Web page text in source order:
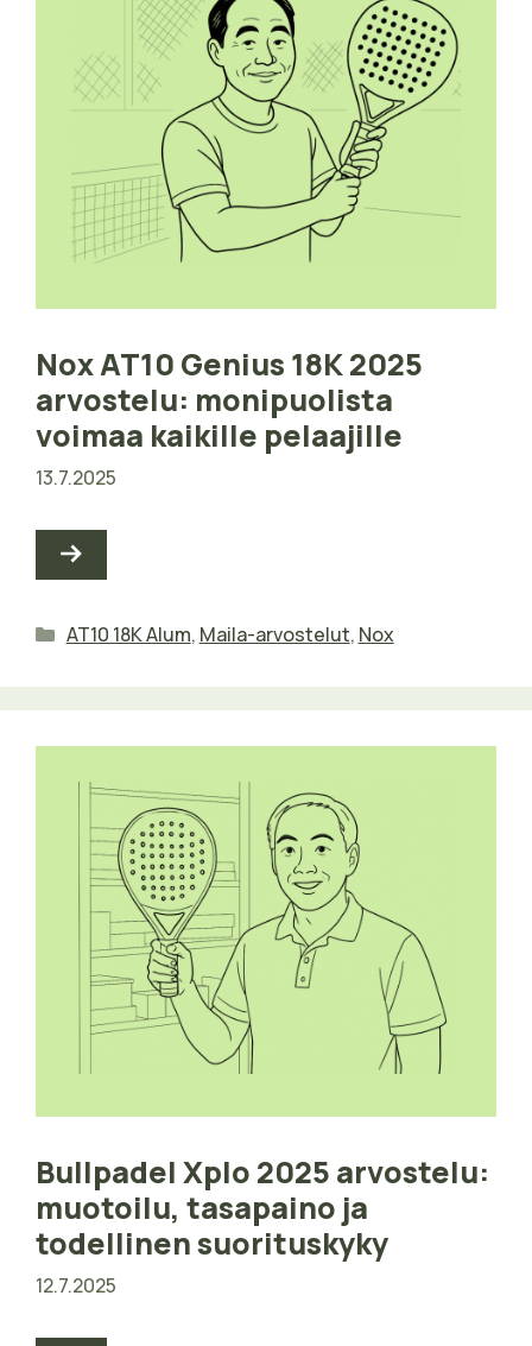
Nox AT10 Genius 18K 2025
arvostelu: monipuolista
voimaa kaikille pelaajille
13.7.2025
Kategoriat
AT10 18K Alum, Maila-arvostelut, Nox
Bullpadel Xplo 2025 arvostelu:
muotoilu, tasapaino ja
todellinen suorituskyky
12.7.2025